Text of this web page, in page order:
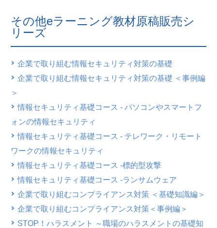
その他eラーニング教材原稿販売シ
リーズ
企業で取り組む情報セキュリティ対策の基礎
企業で取り組む情報セキュリティ対策の基礎 ＜事例編
＞
情報セキュリティ基礎コース - パソコンやスマートフ
ォンの情報セキュリティ
情報セキュリティ基礎コース - テレワーク・リモート
ワークの情報セキュリティ
情報セキュリティ基礎コース -標的型攻撃
情報セキュリティ基礎コース -ランサムウェア
企業で取り組むコンプライアンス対策 ＜基礎知識編＞
企業で取り組むコンプライアンス対策＜事例編＞
STOP！ハラスメント ～職場のハラスメントの基礎知